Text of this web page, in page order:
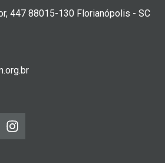
447 88015-130 Florianópolis - SC